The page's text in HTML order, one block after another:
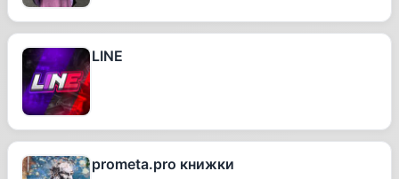
LINE
prometa.pro книжки